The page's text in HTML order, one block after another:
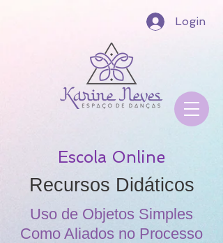
Login
Escola Online
Recursos Didáticos
Uso de Objetos Simples
Como Aliados no Processo